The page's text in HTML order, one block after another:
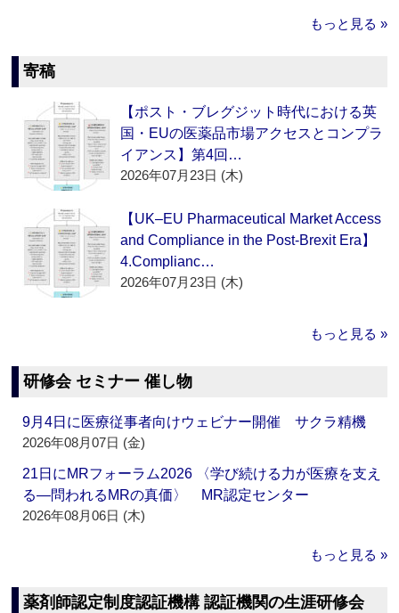
もっと見る »
寄稿
【ポスト・ブレグジット時代における英
国・EUの医薬品市場アクセスとコンプラ
イアンス】第4回…
2026年07月23日 (木)
【UK–EU Pharmaceutical Market Access
and Compliance in the Post-Brexit Era】
4.Complianc…
2026年07月23日 (木)
もっと見る »
研修会 セミナー 催し物
9月4日に医療従事者向けウェビナー開催 サクラ精機
2026年08月07日 (金)
21日にMRフォーラム2026 〈学び続ける力が医療を支え
る―問われるMRの真価〉 MR認定センター
2026年08月06日 (木)
もっと見る »
薬剤師認定制度認証機構 認証機関の生涯研修会